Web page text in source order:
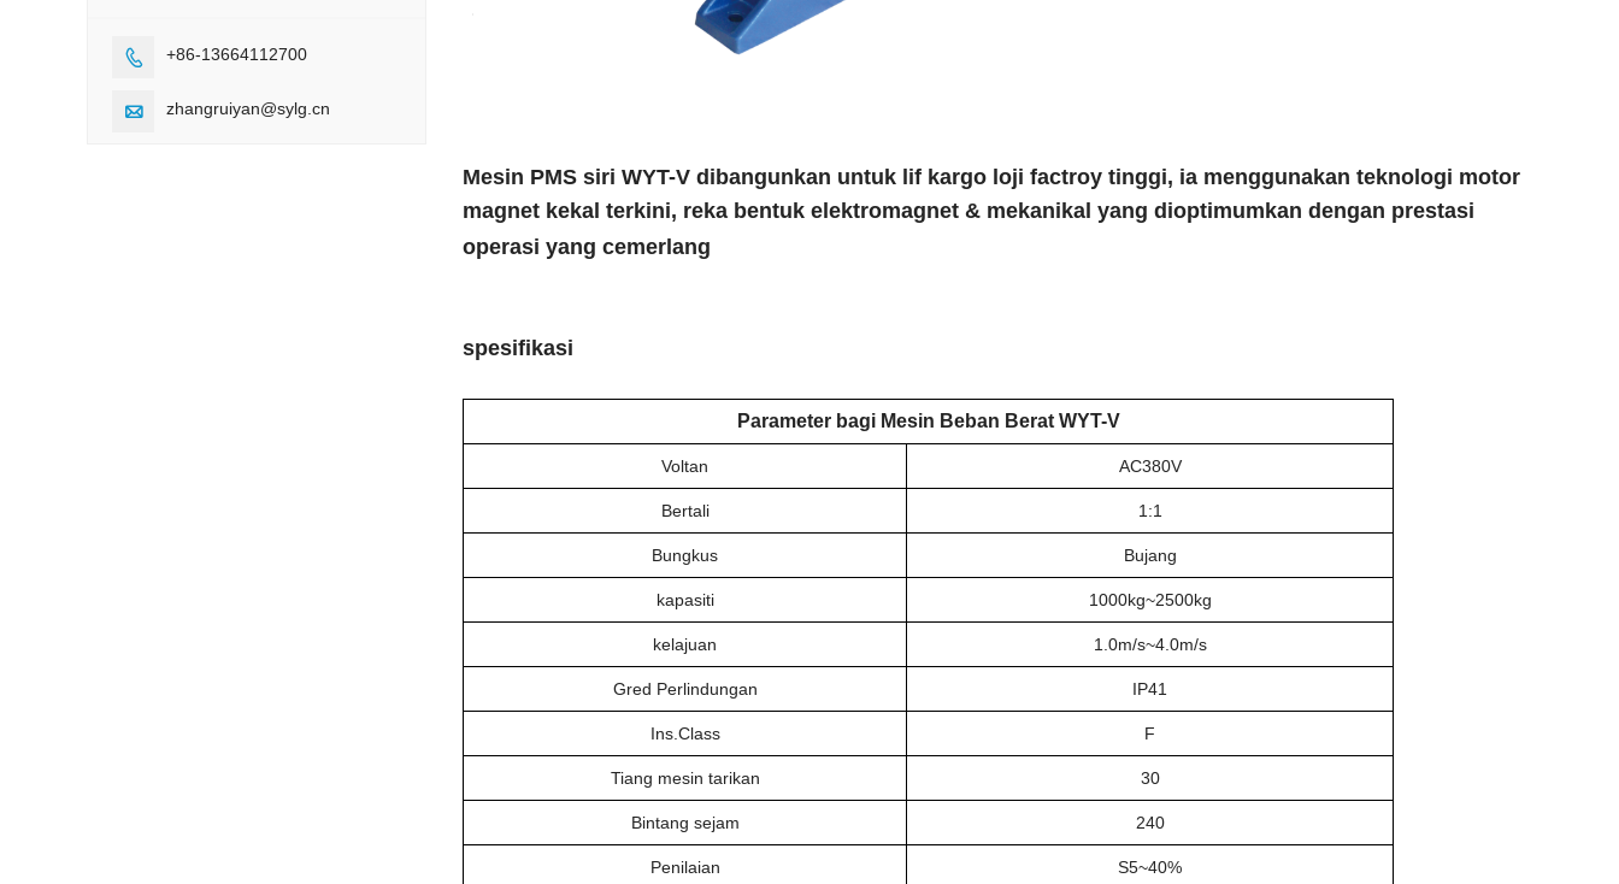
Mesin PMS siri WYT-V dibangunkan untuk lif kargo loji factroy tinggi, ia menggunakan teknologi motor
magnet kekal terkini, reka bentuk elektromagnet & mekanikal yang dioptimumkan dengan prestasi
operasi yang cemerlang
spesifikasi
Parameter bagi Mesin Beban Berat WYT-V
Voltan AC380V
Bertali 1:1
Bungkus Bujang
kapasiti 1000kg~2500kg
kelajuan 1.0m/s~4.0m/s
Gred Perlindungan IP41
Ins.Class F
Tiang mesin tarikan 30
Bintang sejam 240
Penilaian S5~40%
 +86-13664112700
 zhangruiyan@sylg.cn